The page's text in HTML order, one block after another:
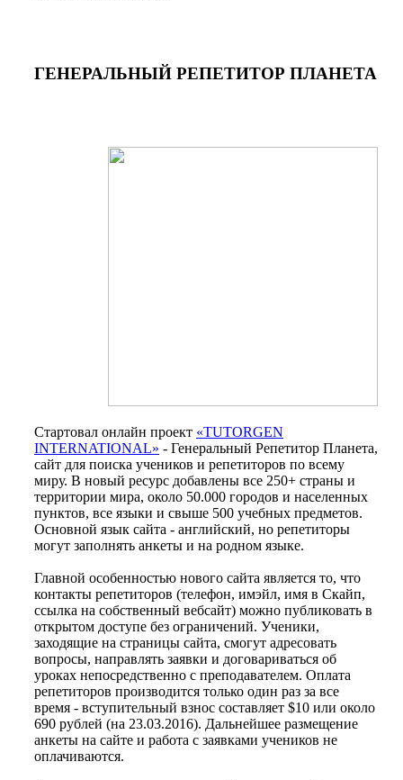
ГЕНЕРАЛЬНЫЙ РЕПЕТИТОР ПЛАНЕТА
Стартовал онлайн проект «TUTORGEN
INTERNATIONAL» - Генеральный Репетитор Планета,
сайт для поиска учеников и репетиторов по всему
миру. В новый ресурс добавлены все 250+ страны и
территории мира, около 50.000 городов и населенных
пунктов, все языки и свыше 500 учебных предметов.
Основной язык сайта - английский, но репетиторы
могут заполнять анкеты и на родном языке.
Главной особенностью нового сайта является то, что
контакты репетиторов (телефон, имэйл, имя в Скайп,
ссылка на собственный вебсайт) можно публиковать в
открытом доступе без ограничений. Ученики,
заходящие на страницы сайта, смогут адресовать
вопросы, направлять заявки и договариваться об
уроках непосредственно с преподавателем. Оплата
репетиторов производится только один раз за все
время - вступительный взнос составляет $10 или около
690 рублей (на 23.03.2016). Дальнейшее размещение
анкеты на сайте и работа с заявками учеников не
оплачиваются.